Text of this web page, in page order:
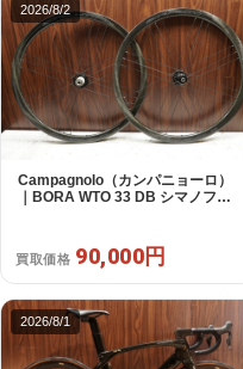
2026/8/2
Campagnolo（カンパニョーロ）
｜BORA WTO 33 DB シマノフリ
買取価格 90,000円
2026/8/1